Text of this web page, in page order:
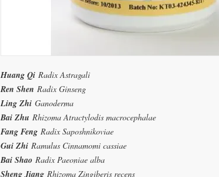
Huang Qi Radix Astragali
Ren Shen Radix Ginseng
Ling Zhi Ganoderma
Bai Zhu Rhizoma Atractylodis macrocephalae
Fang Feng Radix Saposhnikoviae
Gui Zhi Ramulus Cinnamomi cassiae
Bai Shao Radix Paeoniae alba
Sheng Jiang Rhizoma Zingiberis recens